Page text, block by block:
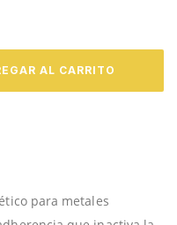
para metales